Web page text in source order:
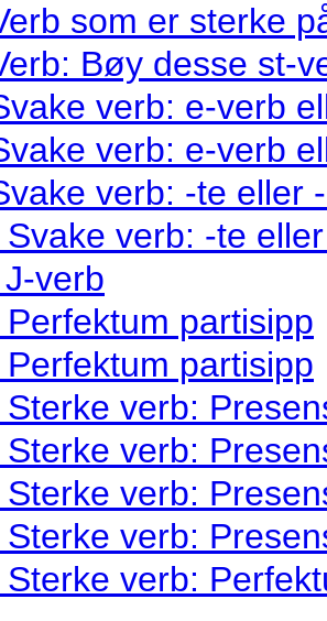
som er sterke
Bøy desse st-
verb: e-verb
verb: e-verb
verb: -te eller
Svake verb: -te
verb
Perfektum partisipp
Perfektum partisipp
Sterke verb:
Sterke verb:
Sterke verb:
Sterke verb:
Sterke verb: